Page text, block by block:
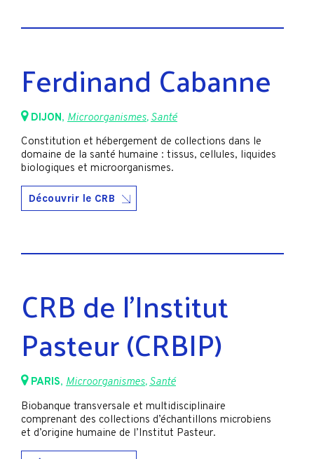
Ferdinand Cabanne
DIJON, Microorganismes, Santé
Constitution et hébergement de collections dans le
domaine de la santé humaine : tissus, cellules, liquides
biologiques et microorganismes.
Découvrir le CRB
CRB de l’Institut
Pasteur (CRBIP)
PARIS, Microorganismes,Santé
Biobanque transversale et multidisciplinaire
comprenant des collections d’échantillons microbiens
et d’origine humaine de l’Institut Pasteur.